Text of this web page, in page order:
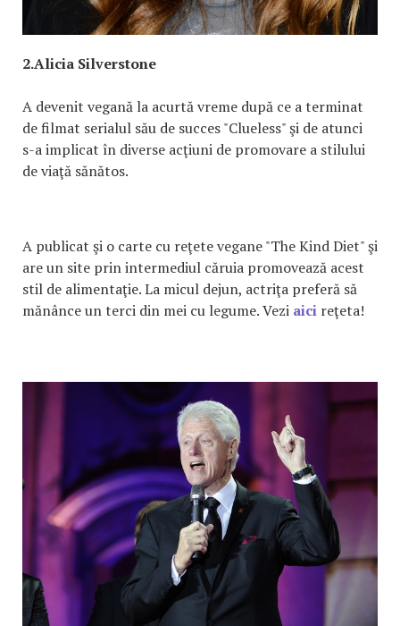
2.Alicia Silverstone
A devenit vegană la acurtă vreme după ce a terminat
de filmat serialul său de succes "Clueless" şi de atunci
s-a implicat în diverse acţiuni de promovare a stilului
de viaţă sănătos.
A publicat şi o carte cu reţete vegane "The Kind Diet" şi
are un site prin intermediul căruia promovează acest
stil de alimentaţie. La micul dejun, actriţa preferă să
mănânce un terci din mei cu legume. Vezi aici reţeta!